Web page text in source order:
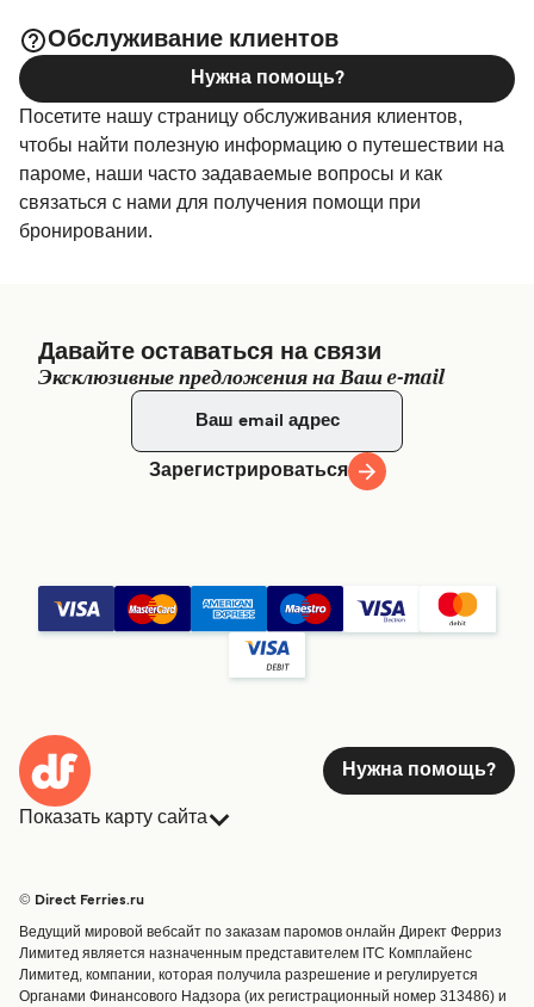
Обслуживание клиентов
Посетите нашу страницу обслуживания клиентов,
чтобы найти полезную информацию о путешествии на
пароме, наши часто задаваемые вопросы и как
связаться с нами для получения помощи при
бронировании.
Нужна помощь?
Давайте оставаться на связи
Эксклюзивные предложения на Ваш e-mail
Зарегистрироваться
Нужна помощь?
Показать карту сайта
Страны
Обслуживание клиентов
Операторы
Маршруты и порты
Грузоперевозки
© Direct Ferries.ru
Ведущий мировой вебсайт по заказам паромов онлайн Директ Ферриз
Лимитед является назначенным представителем ITC Комплайенс
Лимитед, компании, которая получила разрешение и регулируется
Органами Финансового Надзора (их регистрационный номер 313486) и